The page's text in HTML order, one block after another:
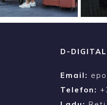
D-
Email:
Telefon: